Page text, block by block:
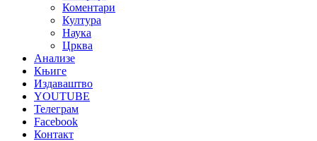
Коментари
Култура
Наука
Црква
Анализе
Књиге
Издаваштво
YOUTUBE
Телеграм
Facebook
Контакт